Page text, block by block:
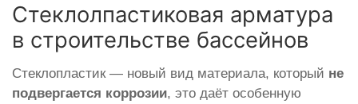
Стеклолпастиковая арматура
в строительстве бассейнов
Стеклопластик — новый вид материала, который не
подвергается коррозии, это даёт особенную